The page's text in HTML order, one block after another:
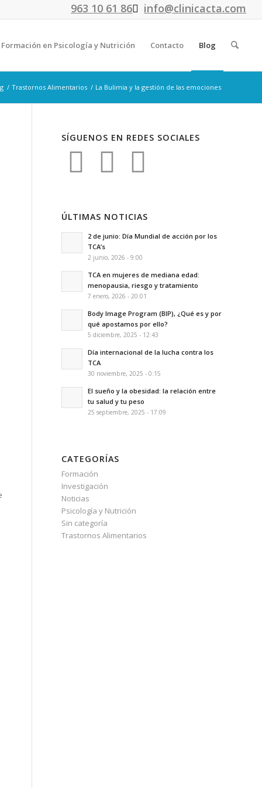
963 10 61 86 info@clinicacta.com
Formación en Psicología y Nutrición Contacto Blog
/ Trastornos Alimentarios / La Bulimia y la gestión de las emociones
SÍGUENOS EN REDES SOCIALES
ÚLTIMAS NOTICIAS
2 de junio: Día Mundial de acción por los
TCA’s
2 junio, 2026 - 9:00
TCA en mujeres de mediana edad:
menopausia, riesgo y tratamiento
7 enero, 2026 - 20:01
Body Image Program (BIP), ¿Qué es y por
qué apostamos por ello?
5 diciembre, 2025 - 12:43
Día internacional de la lucha contra los
TCA
30 noviembre, 2025 - 0:15
El sueño y la obesidad: la relación entre
tu salud y tu peso
25 septiembre, 2025 - 17:09
CATEGORÍAS
Formación
Investigación
Noticias
Psicología y Nutrición
Sin categoría
Trastornos Alimentarios